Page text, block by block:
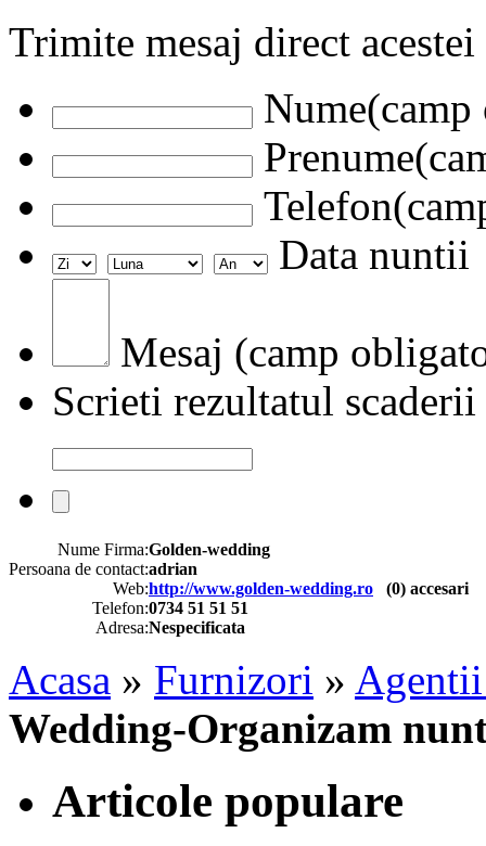
Trimite mesaj direct
Data nuntii
Mesaj (camp
Scrieti rezultatul scaderii
Nume Firma:Golden-wedding
Persoana de contact:adrian
Web:http://www.golden-wedding.ro (0) accesari
Telefon:0734 51 51 51
Adresa:Nespecificata
Acasa » Furnizori »
Wedding-Organizam
Articole populare